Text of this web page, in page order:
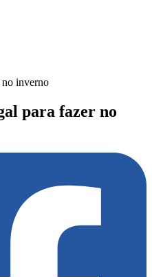
no inverno
para fazer no